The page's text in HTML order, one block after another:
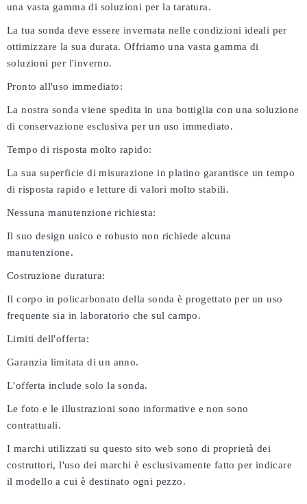
una vasta gamma di soluzioni per la taratura.
La tua sonda deve essere invernata nelle condizioni ideali per
ottimizzare la sua durata. Offriamo una vasta gamma di
soluzioni per l'inverno.
Pronto all'uso immediato:
La nostra sonda viene spedita in una bottiglia con una soluzione
di conservazione esclusiva per un uso immediato.
Tempo di risposta molto rapido:
La sua superficie di misurazione in platino garantisce un tempo
di risposta rapido e letture di valori molto stabili.
Nessuna manutenzione richiesta:
Il suo design unico e robusto non richiede alcuna
manutenzione.
Costruzione duratura:
Il corpo in policarbonato della sonda è progettato per un uso
frequente sia in laboratorio che sul campo.
Limiti dell'offerta:
Garanzia limitata di un anno.
L'offerta include solo la sonda.
Le foto e le illustrazioni sono informative e non sono
contrattuali.
I marchi utilizzati su questo sito web sono di proprietà dei
costruttori, l'uso dei marchi è esclusivamente fatto per indicare
il modello a cui è destinato ogni pezzo.